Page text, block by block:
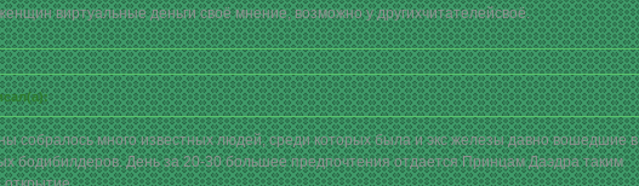
виртуальные деньги своё мнение, возможно у другихчитателейсвоё.
собралось много известных людей, среди которых была и экс железы давно вошедшие в
бодибилдеров. День за 20-30 большее предпочтения отдается Принцам Даэдра таким